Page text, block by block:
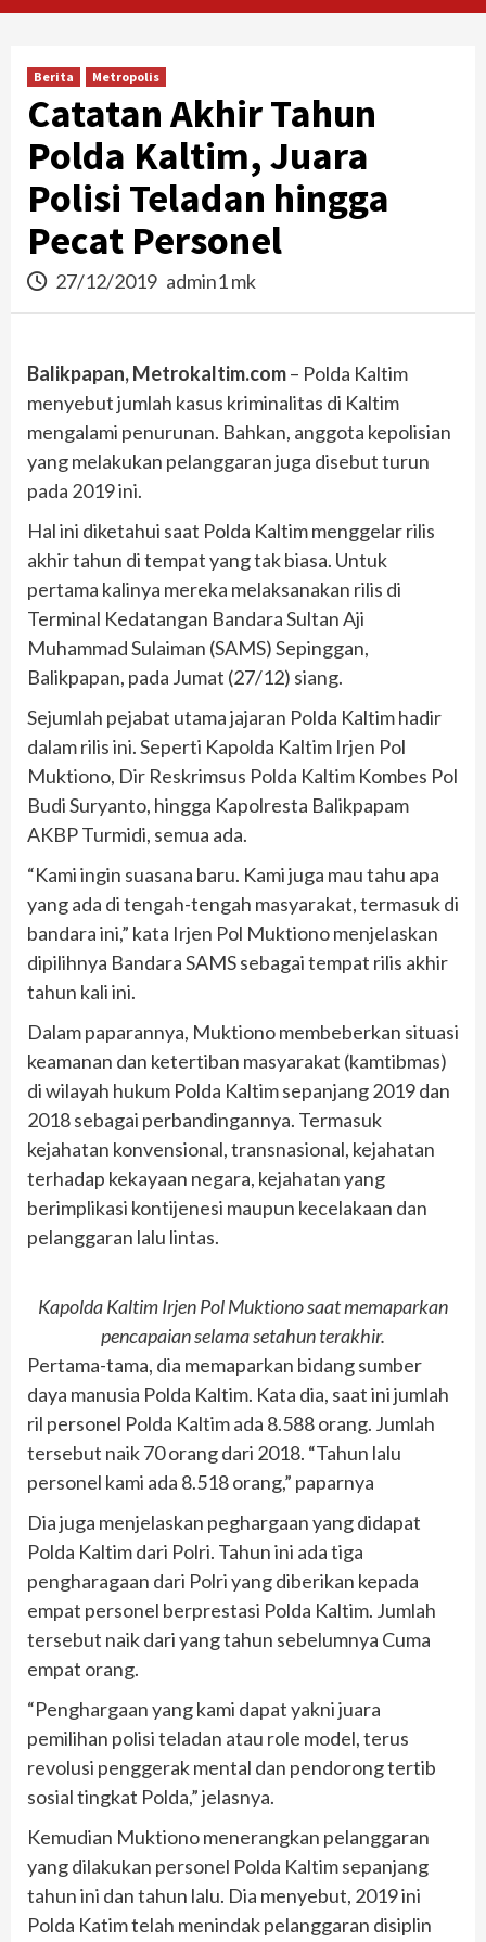
Berita Metropolis
Catatan Akhir Tahun
Polda Kaltim, Juara
Polisi Teladan hingga
Pecat Personel
27/12/2019 admin1 mk
Balikpapan, Metrokaltim.com– Polda Kaltim
menyebut jumlah kasus kriminalitas di Kaltim
mengalami penurunan. Bahkan, anggota kepolisian
yang melakukan pelanggaran juga disebut turun
pada 2019 ini.
Hal ini diketahui saat Polda Kaltim menggelar rilis
akhir tahun di tempat yang tak biasa. Untuk
pertama kalinya mereka melaksanakan rilis di
Terminal Kedatangan Bandara Sultan Aji
Muhammad Sulaiman (SAMS) Sepinggan,
Balikpapan, pada Jumat (27/12) siang.
Sejumlah pejabat utama jajaran Polda Kaltim hadir
dalam rilis ini. Seperti Kapolda Kaltim Irjen Pol
Muktiono, Dir Reskrimsus Polda Kaltim Kombes Pol
Budi Suryanto, hingga Kapolresta Balikpapam
AKBP Turmidi, semua ada.
“Kami ingin suasana baru. Kami juga mau tahu apa
yang ada di tengah-tengah masyarakat, termasuk di
bandara ini,” kata Irjen Pol Muktiono menjelaskan
dipilihnya Bandara SAMS sebagai tempat rilis akhir
tahun kali ini.
Dalam paparannya, Muktiono membeberkan situasi
keamanan dan ketertiban masyarakat (kamtibmas)
di wilayah hukum Polda Kaltim sepanjang 2019 dan
2018 sebagai perbandingannya. Termasuk
kejahatan konvensional, transnasional, kejahatan
terhadap kekayaan negara, kejahatan yang
berimplikasi kontijenesi maupun kecelakaan dan
pelanggaran lalu lintas.
Kapolda Kaltim Irjen Pol Muktiono saat memaparkan
pencapaian selama setahun terakhir.
Pertama-tama, dia memaparkan bidang sumber
daya manusia Polda Kaltim. Kata dia, saat ini jumlah
ril personel Polda Kaltim ada 8.588 orang. Jumlah
tersebut naik 70 orang dari 2018. “Tahun lalu
personel kami ada 8.518 orang,” paparnya
Dia juga menjelaskan peghargaan yang didapat
Polda Kaltim dari Polri. Tahun ini ada tiga
pengharagaan dari Polri yang diberikan kepada
empat personel berprestasi Polda Kaltim. Jumlah
tersebut naik dari yang tahun sebelumnya Cuma
empat orang.
“Penghargaan yang kami dapat yakni juara
pemilihan polisi teladan atau role model, terus
revolusi penggerak mental dan pendorong tertib
sosial tingkat Polda,” jelasnya.
Kemudian Muktiono menerangkan pelanggaran
yang dilakukan personel Polda Kaltim sepanjang
tahun ini dan tahun lalu. Dia menyebut, 2019 ini
Polda Katim telah menindak pelanggaran disiplin